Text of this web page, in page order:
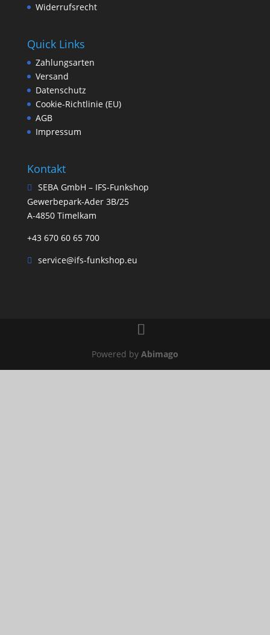
Widerrufsrecht
Quick Links
Zahlungsarten
Versand
Datenschutz
Cookie-Richtlinie (EU)
AGB
Impressum
Kontakt
SEBA GmbH – IFS-Funkshop
Gewerbepark-Ader 3B/25
A-4850 Timelkam
+43 670 60 65 700
service@ifs-funkshop.eu
Powered by Abimago